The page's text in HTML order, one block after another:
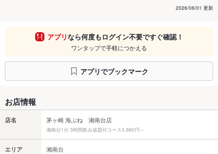
2026/06/01 更新
アプリなら何度もログイン不要ですぐ確認！
ワンタップで手軽につかえる
アプリでブックマーク
お店情報
店名 茅ヶ崎 海ぶね 湘南台店
湘南台1分 3時間飲み放題付コース3,980円～
エリア 湘南台